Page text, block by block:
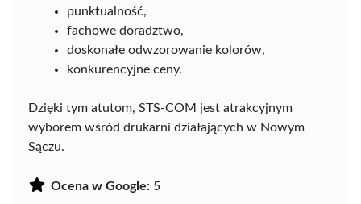
punktualność,
fachowe doradztwo,
doskonałe odwzorowanie kolorów,
konkurencyjne ceny.
Dzięki tym atutom, STS-COM jest atrakcyjnym
wyborem wśród drukarni działających w Nowym
Sączu.
Ocena w Google: 5